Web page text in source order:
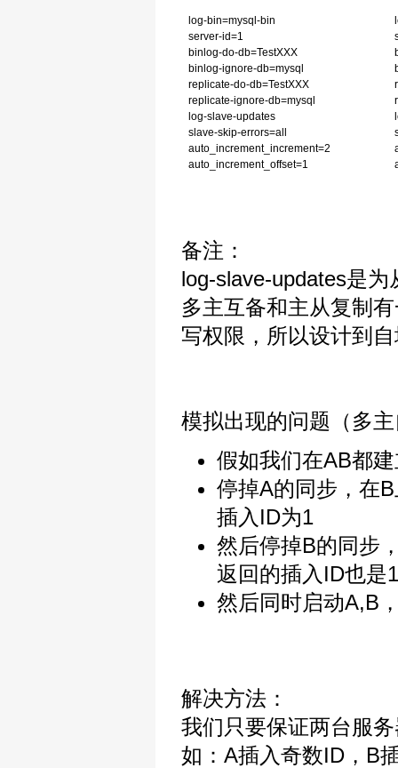
log-bin=mysql-bin
server-id=1
binlog-do-db=TestXXX
binlog-ignore-db=mysql
replicate-do-db=TestXXX
replicate-ignore-db=mysql
log-slave-updates
slave-skip-errors=all
auto_increment_increment=2
auto_increment_offset=1
备注：
log-slave-updates是
多主互备和主从复制
写权限，所以设计到
模拟出现的问题（多
假如我们在AB都
停掉A的同步，在
插入ID为1
然后停掉B的同步
返回的插入ID也是1
然后同时启动A,B
解决方法：
我们只要保证两台服
如：A插入奇数ID，B